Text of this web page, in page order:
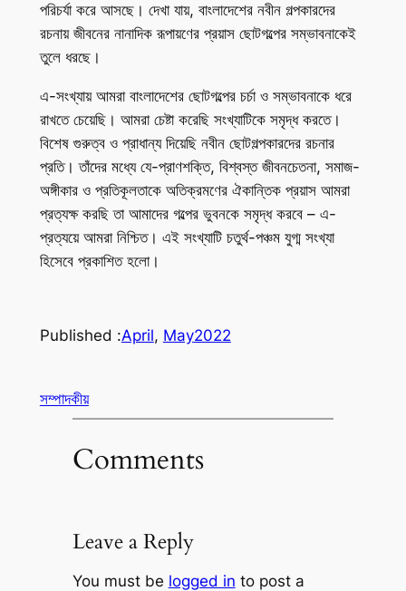
পরিচর্যা করে আসছে। দেখা যায়, বাংলাদেশের নবীন গল্পকারদের
রচনায় জীবনের নানাদিক রূপায়ণের প্রয়াস ছোটগল্পের সম্ভাবনাকেই
তুলে ধরছে।
এ-সংখ্যায় আমরা বাংলাদেশের ছোটগল্পের চর্চা ও সম্ভাবনাকে ধরে
রাখতে চেয়েছি। আমরা চেষ্টা করেছি সংখ্যাটিকে সমৃদ্ধ করতে।
বিশেষ গুরুত্ব ও প্রাধান্য দিয়েছি নবীন ছোটগল্পকারদের রচনার
প্রতি। তাঁদের মধ্যে যে-প্রাণশক্তি, বিশ্বস্ত জীবনচেতনা, সমাজ-
অঙ্গীকার ও প্রতিকূলতাকে অতিক্রমণের ঐকান্তিক প্রয়াস আমরা
প্রত্যক্ষ করছি তা আমাদের গল্পের ভুবনকে সমৃদ্ধ করবে – এ-
প্রত্যয়ে আমরা নিশ্চিত। এই সংখ্যাটি চতুর্থ-পঞ্চম যুগ্ম সংখ্যা
হিসেবে প্রকাশিত হলো।
Published :April, May2022
সম্পাদকীয়
Comments
Leave a Reply
You must be logged in to post a